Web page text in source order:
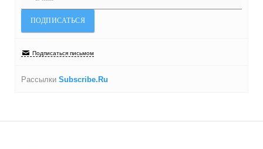
Подписаться письмом
Рассылки Subscribe.Ru